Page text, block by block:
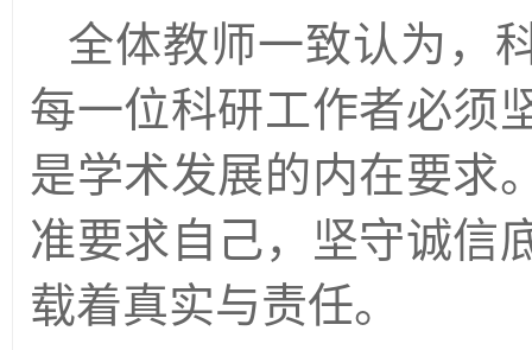
全体教师一致认为，
每一位科研工作者必须
是学术发展的内在要求
准要求自己，坚守诚信
载着真实与责任。